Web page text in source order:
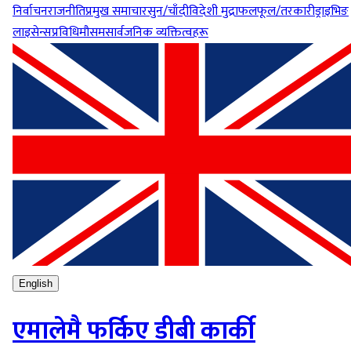
निर्वाचनराजनीतिप्रमुख समाचारसुन/चाँदीविदेशी मुद्राफलफूल/तरकारीड्राइभिङ
लाइसेन्सप्रविधिमौसमसार्वजनिक व्यक्तित्वहरू
English
एमालेमै फर्किए डीबी कार्की